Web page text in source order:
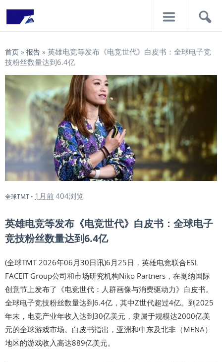
首页 » 报告 » 英雄电竞等发布《电竞世代》白皮书：全球电子竞
技粉丝数量达到6.4亿
全球TMT • 1月前404浏览
英雄电竞等发布《电竞世代》白皮书：全球电子
竞技粉丝数量达到6.4亿
(全球TMT 2026年06月30日讯)6月25日，英雄电竞联合ESL
FACEIT Group公司和市场研究机构Niko Partners，在戛纳国际
创意节上发布了《电竞世代：人群画像与消费驱动力》白皮书。
全球电子竞技粉丝数量达到6.4亿，其中Z世代超过4亿。到2025
年末，电竞产业年收入达到30亿美元，隶属于规模达2000亿美
元的全球游戏市场。白皮书指出，亚洲和中东及北非（MENA）
地区的游戏收入高达889亿美元。